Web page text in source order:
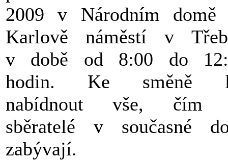
2009 v Národním domě
Karlově náměstí v
v době od 8:00 do
hodin. Ke směně
nabídnout vše, čím
sběratelé v současné
zabývají.